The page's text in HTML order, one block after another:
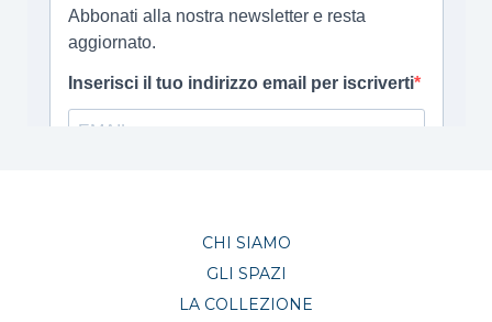
CHI SIAMO
GLI SPAZI
LA COLLEZIONE